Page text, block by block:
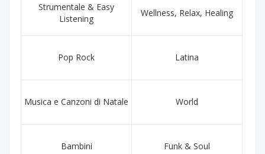
Strumentale & Easy
Listening
Wellness, Relax, Healing
Pop Rock Latina
Musica e Canzoni di Natale World
Bambini Funk & Soul